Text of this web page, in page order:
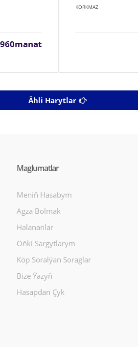
960manat
KORKMAZ
Ähli Harytlar
Maglumatlar
Meniň Hasabym
Agza Bolmak
Halananlar
Öňki Sargytlarym
Köp Soralýan Soraglar
Bize Ýazyň
Hasapdan Çyk